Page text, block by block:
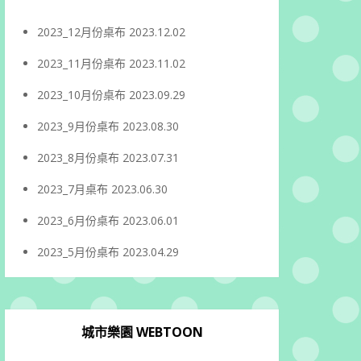
2023_12月份桌布 2023.12.02
2023_11月份桌布 2023.11.02
2023_10月份桌布 2023.09.29
2023_9月份桌布 2023.08.30
2023_8月份桌布 2023.07.31
2023_7月桌布 2023.06.30
2023_6月份桌布 2023.06.01
2023_5月份桌布 2023.04.29
城市樂園 WEBTOON